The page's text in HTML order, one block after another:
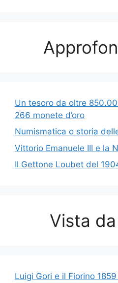
Un tesoro da oltre
266 monete d’oro
Numismatica o storia
Vittorio Emanuele III e la
Il Gettone Loubet del
Vista
Luigi Gori e il Fiorino